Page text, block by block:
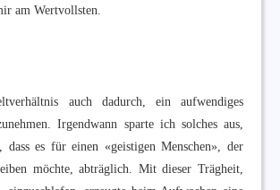
am Wertvollsten.
auch dadurch, ein aufwendiges
Irgendwann sparte ich solches aus,
es für einen «geistigen Menschen», der
möchte, abträglich. Mit dieser Trägheit,